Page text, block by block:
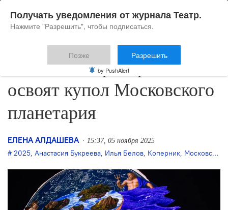
«Эскизы в пространстве»
освоят купол Московского
планетария
ЕЛЕНА АЛДАШЕВА 15:37, 05 ноября 2025
2025, Анастасия Букреева, Илья Белов, Коперник, Московский планетарий
Получать уведомления от журнала Театр.
Нажмите "Разрешить", чтобы подписаться.
Позже Разрешить
by PushAlert